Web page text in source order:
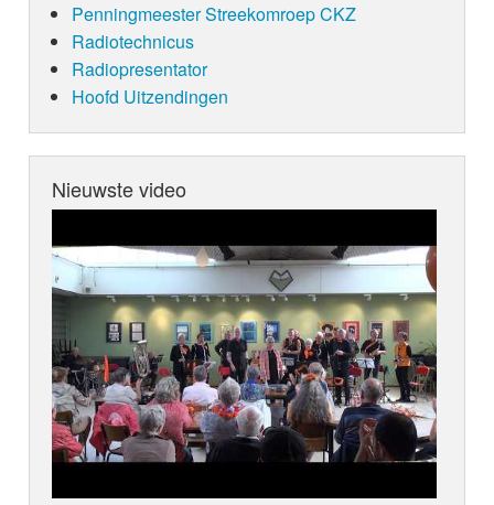
Penningmeester Streekomroep CKZ
Radiotechnicus
Radiopresentator
Hoofd Uitzendingen
Nieuwste video